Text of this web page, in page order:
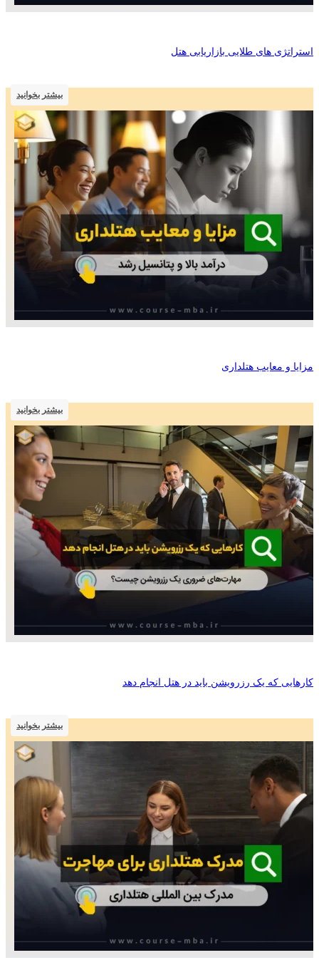
استراتژی های طلایی بازاریابی هتل
بیشتر بخوانید
مزایا و معایب هتلداری
بیشتر بخوانید
کارهایی که یک رزرویشن باید در هتل انجام دهد
بیشتر بخوانید